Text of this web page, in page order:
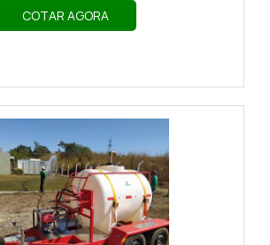
COTAR AGORA